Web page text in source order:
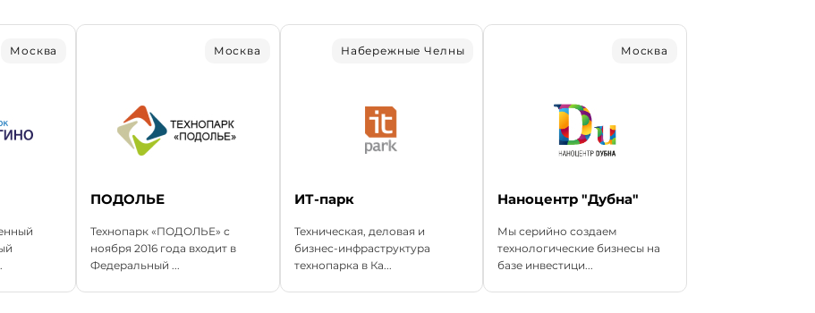
Москва Москва
ПОДОЛЬЕ
Технопарк «ПОДОЛЬЕ» с
ноября 2016 года входит в
Федеральный ...
Набережные Челны
ИТ-парк
Техническая, деловая и
бизнес-инфраструктура
технопарка в Ка...
Москва
Наноцентр "Дубна"
Мы серийно создаем
технологические бизнесы на
базе инвестици...